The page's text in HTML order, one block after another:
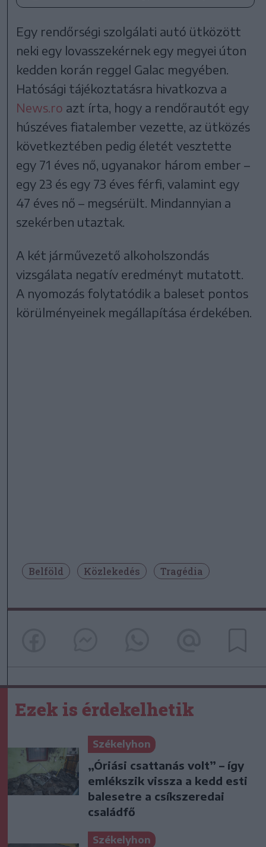
Egy rendőrségi szolgálati autó ütközött
neki egy lovasszekérnek egy megyei úton
kedden korán reggel Galac megyében.
Hatósági tájékoztatásra hivatkozva a
News.ro azt írta, hogy a rendőrautót egy
húszéves fiatalember vezette, az ütközés
következtében pedig életét vesztette
egy 71 éves nő, ugyanakor három ember –
egy 23 és egy 73 éves férfi, valamint egy
47 éves nő – megsérült. Mindannyian a
szekérben utaztak.
A két járművezető alkoholszondás
vizsgálata negatív eredményt mutatott.
A nyomozás folytatódik a baleset pontos
körülményeinek megállapítása érdekében.
Belföld Közlekedés Tragédia
Ezek is érdekelhetik
Székelyhon
„Óriási csattanás volt” – így
emlékszik vissza a kedd esti
balesetre a csíkszeredai
családfő
Székelyhon